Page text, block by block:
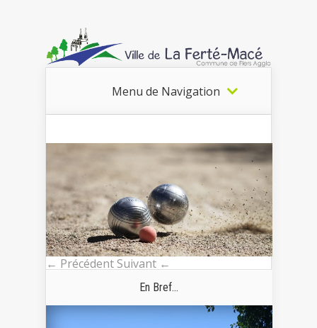
Menu de Navigation
← Précédent Suivant ←
En Bref...